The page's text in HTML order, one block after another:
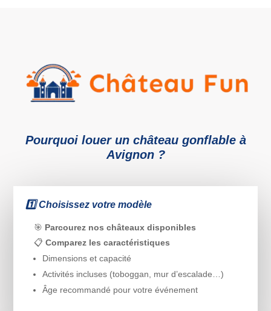
Pourquoi louer un château gonflable à
Avignon ?
1️⃣ Choisissez votre modèle
🎯 Parcourez nos châteaux disponibles
📋Comparez les caractéristiques
Dimensions et capacité
Activités incluses (toboggan, mur d’escalade…)
Âge recommandé pour votre événement